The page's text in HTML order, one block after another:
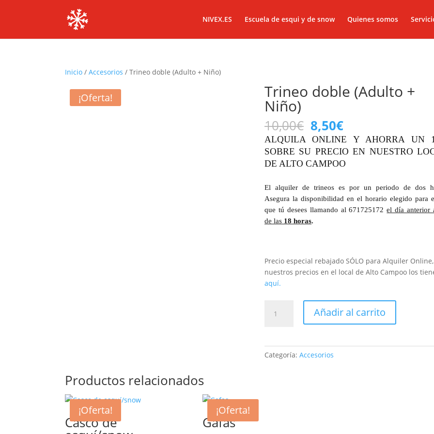
NIVEX.ES Escuela de esqui y de snow Quienes somos
Inicio /Accesorios / Trineo doble (Adulto + Niño)
¡Oferta! Trineo doble (Adulto +
Niño)
10,00€ El
precio
original
era:
10,00€.
8,50€El
precio
actual
es:
8,50€.
ALQUILA ONLINE Y AHORRA UN
SOBRE SU PRECIO EN NUESTRO
DE ALTO CAMPOO
El alquiler de trineos es por un periodo de dos
Asegura la disponibilidad en el horario elegido para
que tú desees llamando al 671725172el día anterior
de las 18 horas.
Precio especial rebajado SÓLO para Alquiler Online,
nuestros precios en el local de Alto Campoo los
aquí.
doble
cantidad
Añadir al carrito
Categoría:Accesorios
Productos relacionados
¡Oferta!
Casco de
¡Oferta!
Gafas